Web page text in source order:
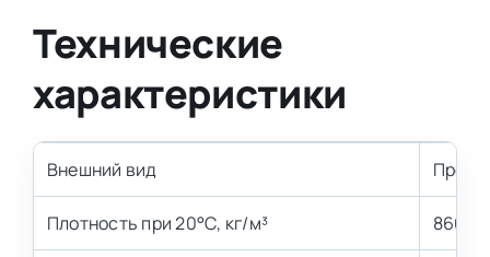
Технические
характеристики
Внешний вид
Плотность при 20°С, кг/м³